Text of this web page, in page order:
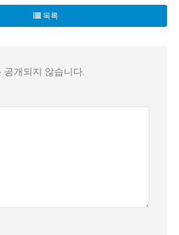
게 대화는 금지하며 "이리와라, 가라 하
입구에 명확히 적혀 있다는 점에서 손
빠른 이동 부탁드립니다"라는 지침은 단
목록
공개되지 않습니다.